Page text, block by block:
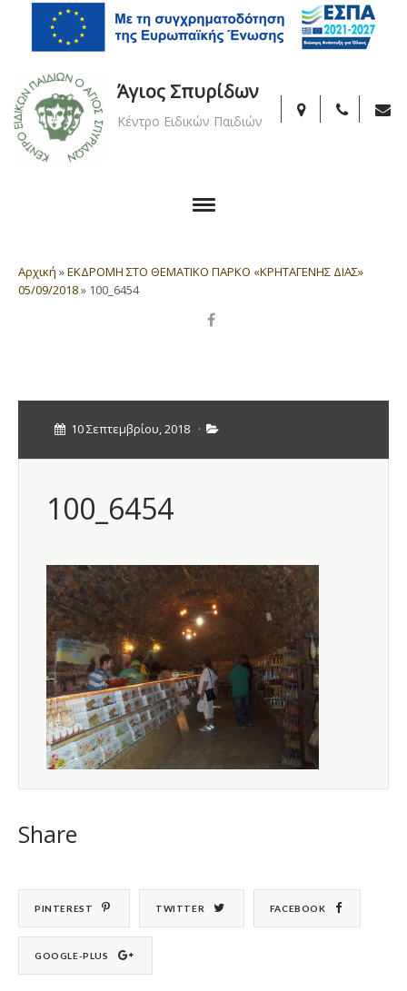
Άγιος Σπυρίδων
Κέντρο Ειδικών Παιδιών
Αρχική »ΕΚΔΡΟΜΗ ΣΤΟ ΘΕΜΑΤΙΚΟ ΠΑΡΚΟ «ΚΡΗΤΑΓΕΝΗΣ ΔΙΑΣ»
05/09/2018» 100_6454
10 Σεπτεμβρίου, 2018 ·
100_6454
Share
PINTEREST TWITTER FACEBOOK
GOOGLE-PLUS